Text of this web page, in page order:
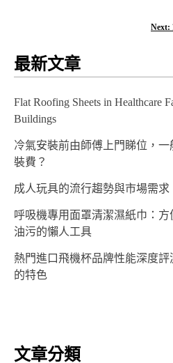
覽
Next:
最新文章
Flat Roofing Sheets in Healthcare
Buildings
冷氣安裝前由師傅上門睇位，
裝費？
成人玩具的流行趨勢與市場需求
呼吸機專用面罩清潔濕紙巾：
油污的懶人工具
熱門進口飛機杯品牌性能深度
的特色
文章分類